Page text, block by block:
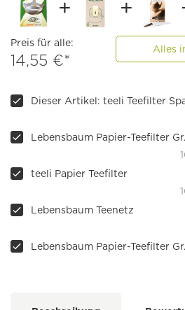
Preis für alle:
14,55 €*
Alles
Dieser Artikel: teeli Teefilter
Lebensbaum Papier-Teefilter
teeli Papier Teefilter
Lebensbaum Teenetz